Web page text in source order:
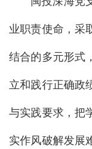
业职责使命，采
结合的多元形式
立和践行正确政
与实践要求，把
实作风破解发展